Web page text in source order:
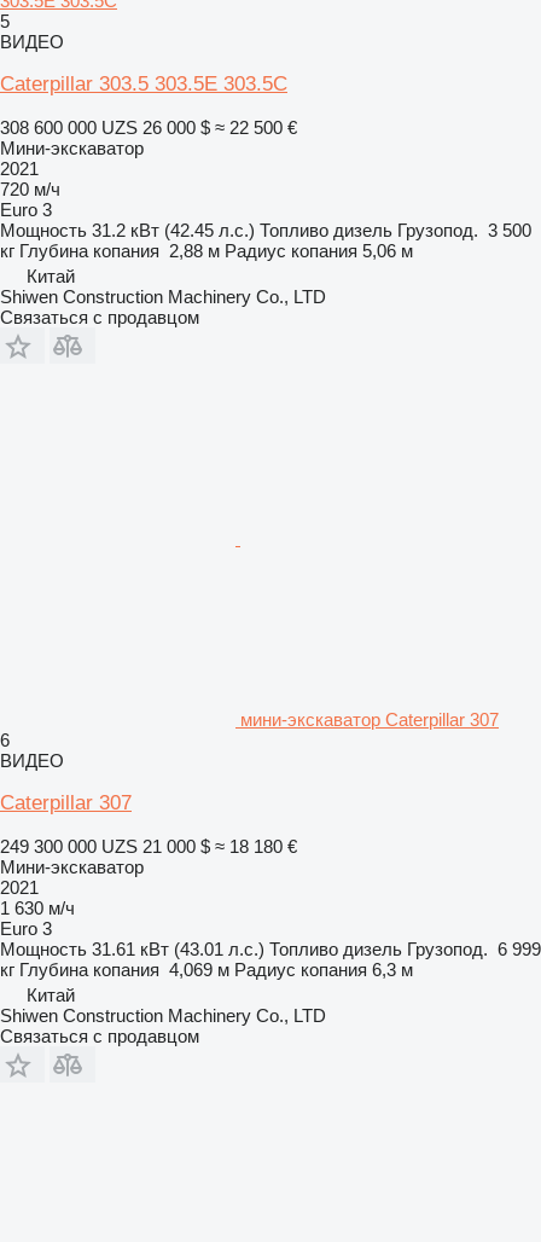
5
ВИДЕО
Caterpillar 303.5 303.5E 303.5C
308 600 000 UZS 26 000 $ ≈ 22 500 €
Мини-экскаватор
2021
720 м/ч
Euro 3
Мощность 31.2 кВт (42.45 л.с.) Топливо дизель Грузопод. 3 500
кг Глубина копания 2,88 м Радиус копания 5,06 м
Китай
Shiwen Construction Machinery Co., LTD
Связаться с продавцом
мини-экскаватор Caterpillar 307
6
ВИДЕО
Caterpillar 307
249 300 000 UZS 21 000 $ ≈ 18 180 €
Мини-экскаватор
2021
1 630 м/ч
Euro 3
Мощность 31.61 кВт (43.01 л.с.) Топливо дизель Грузопод. 6 999
кг Глубина копания 4,069 м Радиус копания 6,3 м
Китай
Shiwen Construction Machinery Co., LTD
Связаться с продавцом